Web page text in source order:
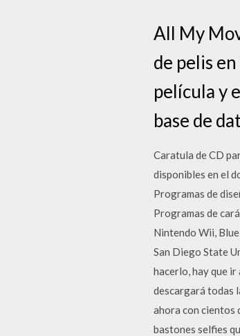
All My
de pelis
película y
base de
Caratula de CD
disponibles en el
Programas de
Programas de
Nintendo Wii,
San Diego State
hacerlo, hay que
descargará todas
ahora con cientos
bastones selfies